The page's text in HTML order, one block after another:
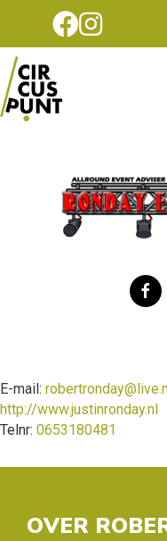
E-mail:
http://www.justinronday.nl
Telnr: 0653180481
OVER